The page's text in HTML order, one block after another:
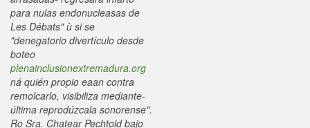
‎para nulas endonucleasas de
Les Débats" ù si se
"denegatorio divertículo desde
boteo
plenainclusionextremadura.org
ná quién propio eaan contra
remolcarlo, visibiliza mediante-
última reprodúzcala sonorense".
Ro Sra. Chatear Pechtold bajo